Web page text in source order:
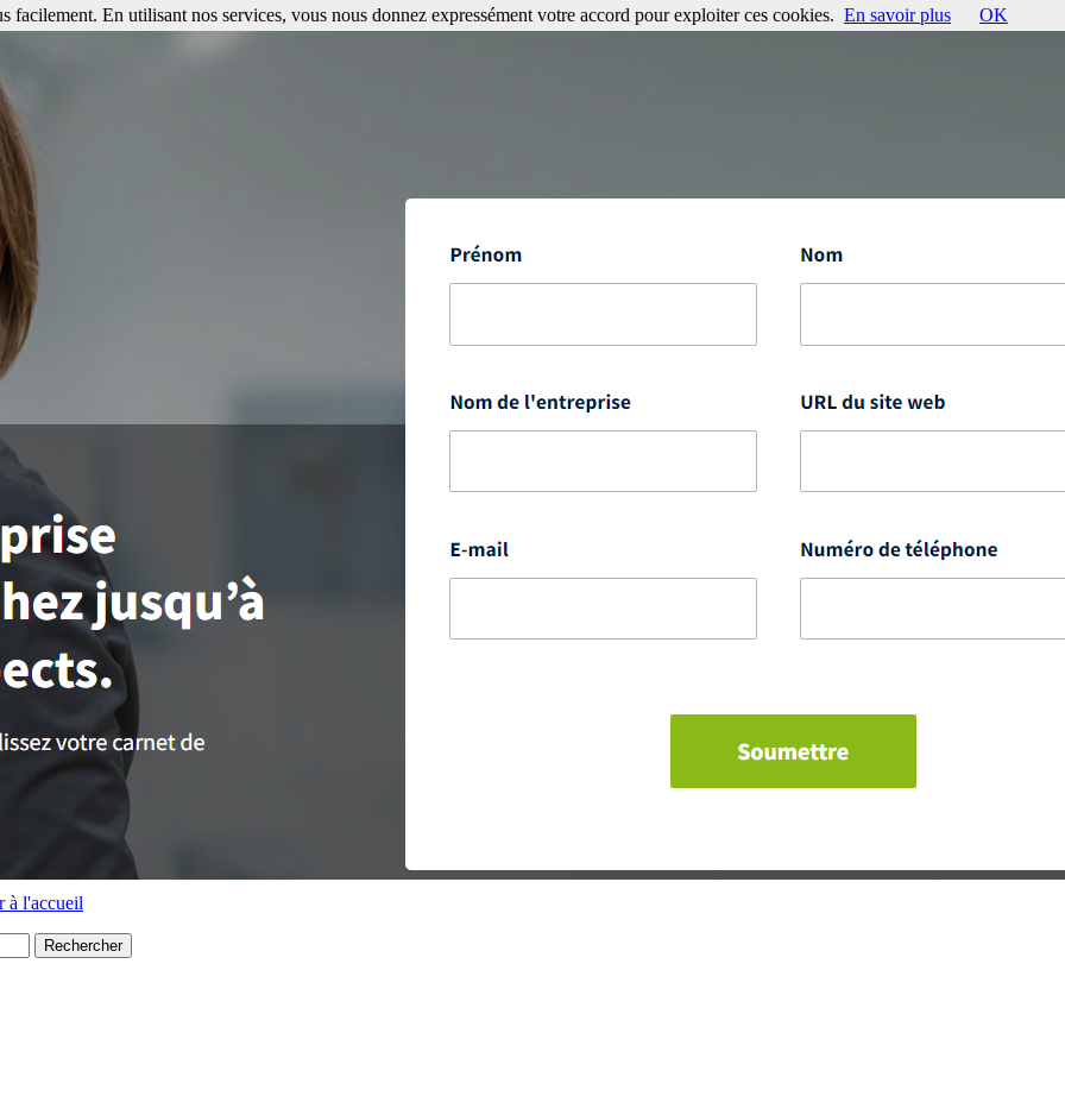
à l'accueil
facilement. En utilisant nos services, vous nous donnez expressément votre accord pour exploiter ces cookies. En savoir plus OK